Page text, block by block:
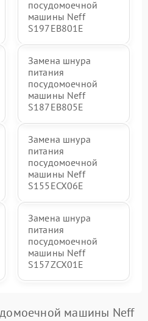
посудомоечной
машины Neff
S197EB801E
Замена шнура
питания
посудомоечной
машины Neff
S187EB805E
Замена шнура
питания
посудомоечной
машины Neff
S155ECX06E
Замена шнура
питания
посудомоечной
машины Neff
S157ZCX01E
машины Neff